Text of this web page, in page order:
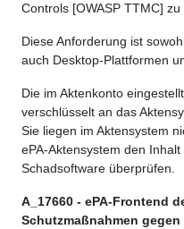
Controls [OWASP TTMC]
Diese Anforderung ist
auch Desktop-Plattformen
Die im Aktenkonto
verschlüsselt an das
Sie liegen im Aktensystem
ePA-Aktensystem den
Schadsoftware überprüfen.
A_17660 - ePA-Frontend
Schutzmaßnahmen